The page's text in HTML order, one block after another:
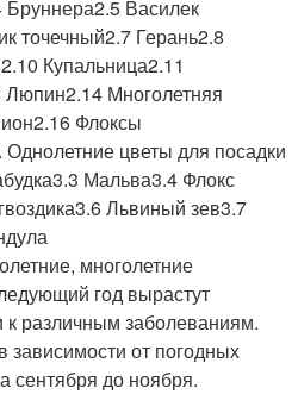
Василек
точечный2.7 Герань2.8
Купальница2.11
Люпин2.14 Многолетняя
Флоксы
цветы для посадки
Мальва3.4 Флокс
Львиный зев3.7
многолетние
год вырастут
различным заболеваниям.
от погодных
сентября до ноября.